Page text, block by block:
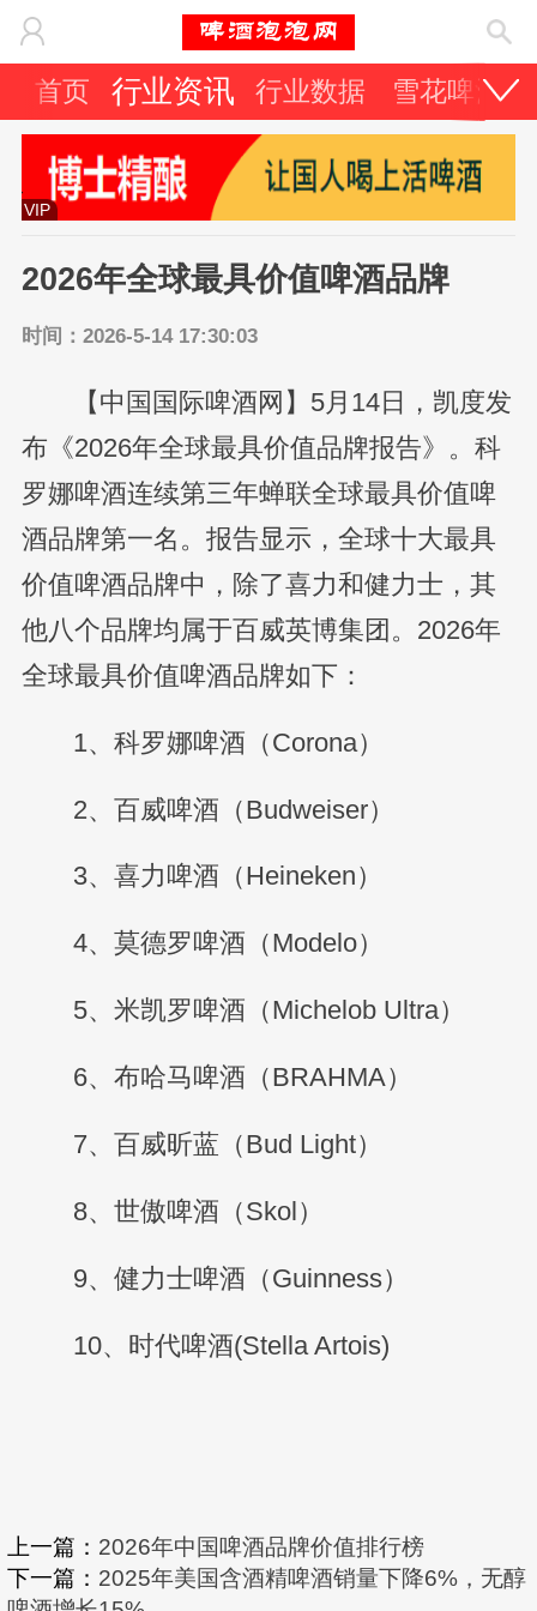
首页 行业资讯 行业数据 雪花啤酒
VIP
2026年全球最具价值啤酒品牌
时间：2026-5-14 17:30:03
【中国国际啤酒网】5月14日，凯度发
布《2026年全球最具价值品牌报告》。科
罗娜啤酒连续第三年蝉联全球最具价值啤
酒品牌第一名。报告显示，全球十大最具
价值啤酒品牌中，除了喜力和健力士，其
他八个品牌均属于百威英博集团。2026年
全球最具价值啤酒品牌如下：
1、科罗娜啤酒（Corona）
2、百威啤酒（Budweiser）
3、喜力啤酒（Heineken）
4、莫德罗啤酒（Modelo）
5、米凯罗啤酒（Michelob Ultra）
6、布哈马啤酒（BRAHMA）
7、百威昕蓝（Bud Light）
8、世傲啤酒（Skol）
9、健力士啤酒（Guinness）
10、时代啤酒(Stella Artois)
上一篇： 2026年中国啤酒品牌价值排行榜
下一篇： 2025年美国含酒精啤酒销量下降6%，无醇